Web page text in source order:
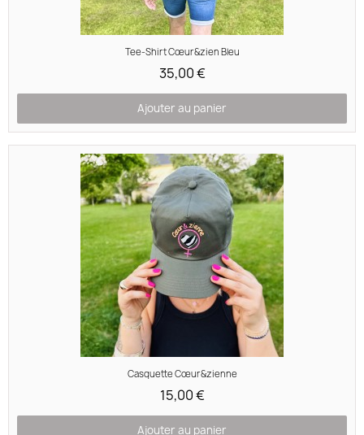
Aperçu rapide
Tee-Shirt Cœur&zien Bleu
35,00 €
Ajouter au panier
Aperçu rapide
Casquette Cœur&zienne
15,00 €
Ajouter au panier